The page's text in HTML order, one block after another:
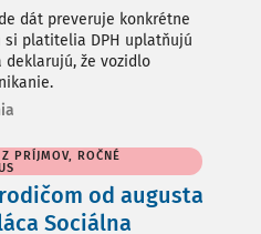
dát preveruje konkrétne
si platitelia DPH uplatňujú
deklarujú, že vozidlo
PRÍJMOV, ROČNÉ
od augusta
Sociálna